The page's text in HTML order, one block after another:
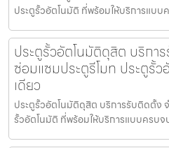
ประตูรั้วอัตโนมัติ ที่พร้อมให้บริการแบบ
ประตูรั้วอัตโนมัติดุสิต บริกา
ซ่อมแซมประตูรีโมท ประตูรั้
เดียว
ประตูรั้วอัตโนมัติดุสิต บริการรับติดตั้ง
รั้วอัตโนมัติ ที่พร้อมให้บริการแบบครบจ